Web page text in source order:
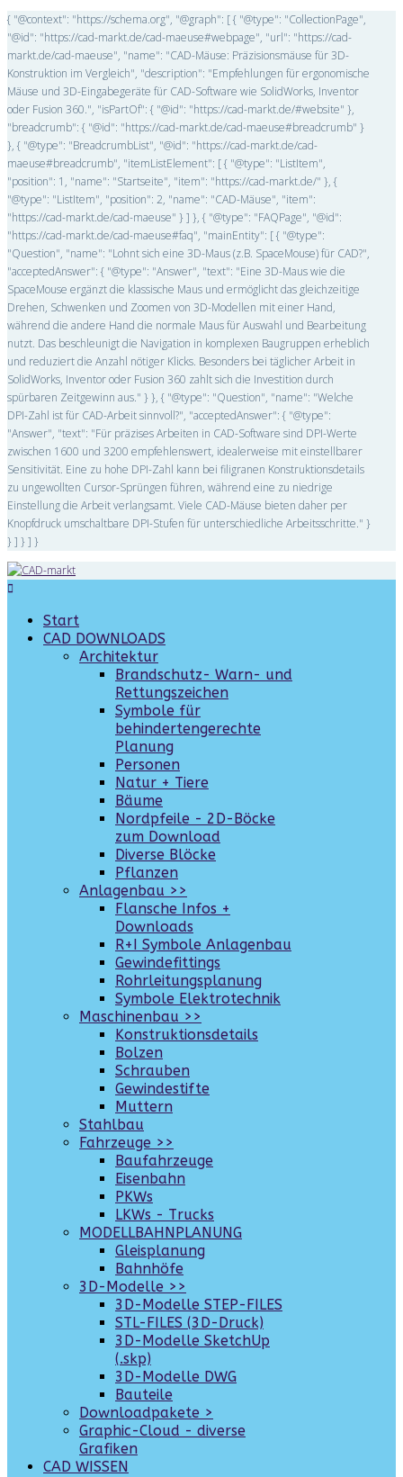
{ "@context": "https://schema.org", "@graph": [ { "@type": "CollectionPage",
"@id": "https://cad-markt.de/cad-maeuse#webpage", "url": "https://cad-
markt.de/cad-maeuse", "name": "CAD-Mäuse: Präzisionsmäuse für 3D-
Konstruktion im Vergleich", "description": "Empfehlungen für ergonomische
Mäuse und 3D-Eingabegeräte für CAD-Software wie SolidWorks, Inventor
oder Fusion 360.", "isPartOf": { "@id": "https://cad-markt.de/#website" },
"breadcrumb": { "@id": "https://cad-markt.de/cad-maeuse#breadcrumb" }
}, { "@type": "BreadcrumbList", "@id": "https://cad-markt.de/cad-
maeuse#breadcrumb", "itemListElement": [ { "@type": "ListItem",
"position": 1, "name": "Startseite", "item": "https://cad-markt.de/" }, {
"@type": "ListItem", "position": 2, "name": "CAD-Mäuse", "item":
"https://cad-markt.de/cad-maeuse" } ] }, { "@type": "FAQPage", "@id":
"https://cad-markt.de/cad-maeuse#faq", "mainEntity": [ { "@type":
"Question", "name": "Lohnt sich eine 3D-Maus (z.B. SpaceMouse) für CAD?",
"acceptedAnswer": { "@type": "Answer", "text": "Eine 3D-Maus wie die
SpaceMouse ergänzt die klassische Maus und ermöglicht das gleichzeitige
Drehen, Schwenken und Zoomen von 3D-Modellen mit einer Hand,
während die andere Hand die normale Maus für Auswahl und Bearbeitung
nutzt. Das beschleunigt die Navigation in komplexen Baugruppen erheblich
und reduziert die Anzahl nötiger Klicks. Besonders bei täglicher Arbeit in
SolidWorks, Inventor oder Fusion 360 zahlt sich die Investition durch
spürbaren Zeitgewinn aus." } }, { "@type": "Question", "name": "Welche
DPI-Zahl ist für CAD-Arbeit sinnvoll?", "acceptedAnswer": { "@type":
"Answer", "text": "Für präzises Arbeiten in CAD-Software sind DPI-Werte
zwischen 1600 und 3200 empfehlenswert, idealerweise mit einstellbarer
Sensitivität. Eine zu hohe DPI-Zahl kann bei filigranen Konstruktionsdetails
zu ungewollten Cursor-Sprüngen führen, während eine zu niedrige
Einstellung die Arbeit verlangsamt. Viele CAD-Mäuse bieten daher per
Knopfdruck umschaltbare DPI-Stufen für unterschiedliche Arbeitsschritte." }
} ] } ] }
Start
CAD DOWNLOADS
Architektur
Brandschutz- Warn- und
Rettungszeichen
Symbole für
behindertengerechte
Planung
Personen
Natur + Tiere
Bäume
Nordpfeile - 2D-Böcke
zum Download
Diverse Blöcke
Pflanzen
Anlagenbau >>
Flansche Infos +
Downloads
R+I Symbole Anlagenbau
Gewindefittings
Rohrleitungsplanung
Symbole Elektrotechnik
Maschinenbau >>
Konstruktionsdetails
Bolzen
Schrauben
Gewindestifte
Muttern
Stahlbau
Fahrzeuge >>
Baufahrzeuge
Eisenbahn
PKWs
LKWs - Trucks
MODELLBAHNPLANUNG
Gleisplanung
Bahnhöfe
3D-Modelle >>
3D-Modelle STEP-FILES
STL-FILES (3D-Druck)
3D-Modelle SketchUp
(.skp)
3D-Modelle DWG
Bauteile
Downloadpakete >
Graphic-Cloud - diverse
Grafiken
CAD WISSEN